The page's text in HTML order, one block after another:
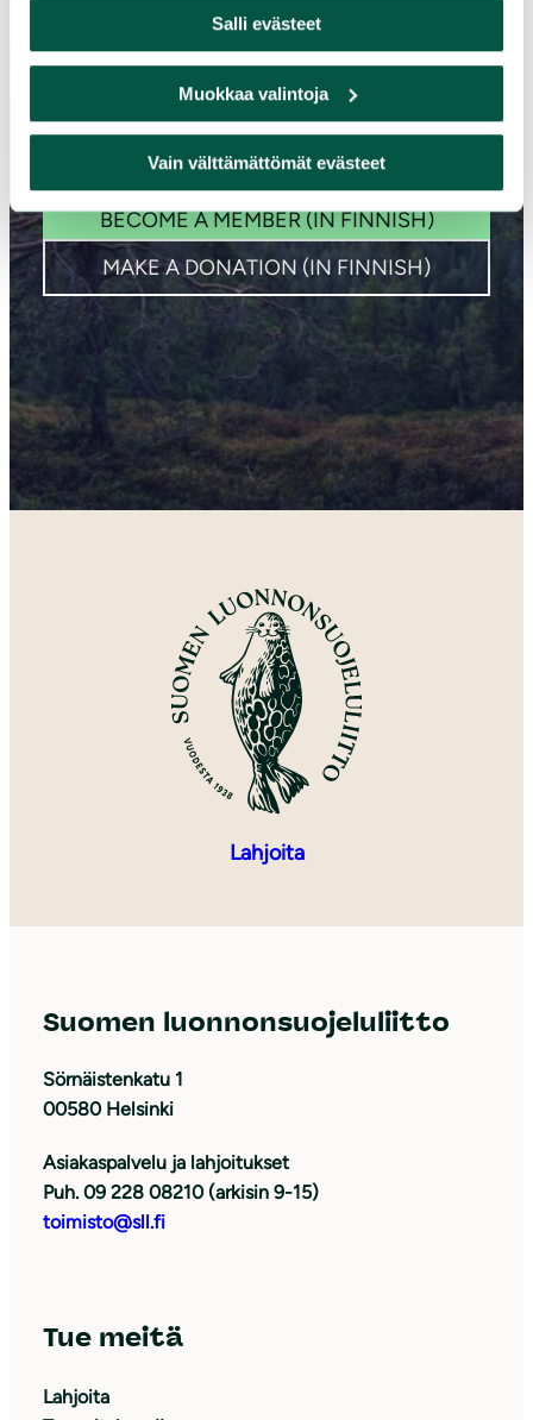
Salli evästeet
Muokkaa valintoja
Vain välttämättömät evästeet
Together we preserve
Finnish nature
BECOME A MEMBER (IN FINNISH)
MAKE A DONATION (IN FINNISH)
Lahjoita
Suomen luonnonsuojeluliitto
Sörnäistenkatu 1
00580 Helsinki
Asiakaspalvelu ja lahjoitukset
Puh. 09 228 08210 (arkisin 9-15)
toimisto@sll.fi
Tue meitä
Lahjoita